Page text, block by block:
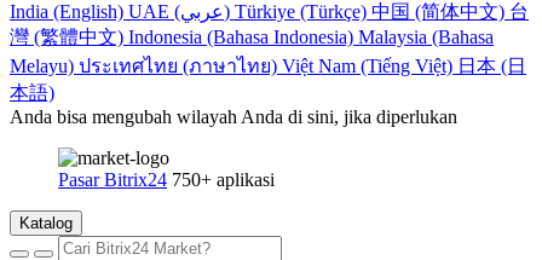
India (English)
UAE (عربي) Türkiye (Türkçe) 中国 (简体中文) 台
灣 (繁體中文) Indonesia (Bahasa Indonesia) Malaysia (Bahasa
Melayu) ประเทศไทย (ภาษาไทย) Việt Nam (Tiếng Việt) 日本 (日
本語)
Anda bisa mengubah wilayah Anda di sini, jika diperlukan
Pasar Bitrix24 750+ aplikasi
Katalog